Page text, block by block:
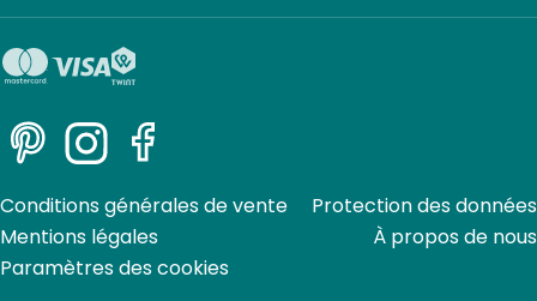
PinterestInstagramFacebook
Conditions générales de vente
Protection des données
Mentions légales
À propos de nous
Paramètres des cookies